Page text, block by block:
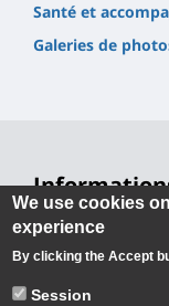
Santé et
Galeries de
Université d'Orléans
Faculté Droit,
45067 Orléans
We use cookies
experience
By clicking the Accept
Session